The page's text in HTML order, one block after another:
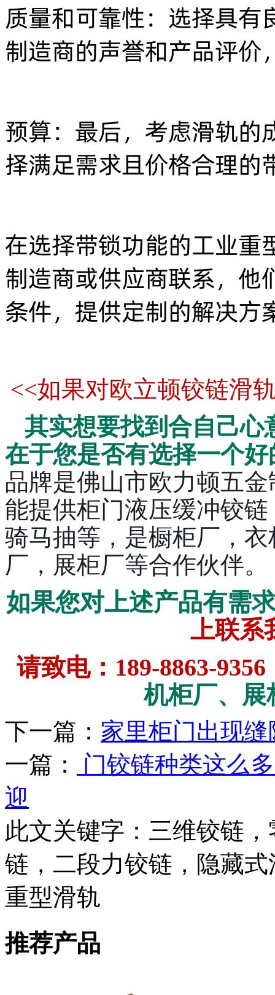
质量和可靠性：选择具有
制造商的声誉和产品评价
预算：最后，考虑滑轨的
择满足需求且价格合理的
在选择带锁功能的工业重
制造商或供应商联系，他
条件，提供定制的解决方
<<如果对欧立顿铰链滑
其实想要找到合自己心
在于您是否有选择一个
品牌是佛山市欧力顿五
能提供柜门液压缓冲铰
骑马抽等，是橱柜厂，
厂，展柜厂等合作伙伴。
如果您对上述产品有需
上联系
请致电：189-8863-9356
机柜厂、展
下一篇： 家里柜门出现
一篇：
门铰链种类这么
迎
此文关键字： 三维铰链
链，二段力铰链，隐藏
重型滑轨
推荐产品